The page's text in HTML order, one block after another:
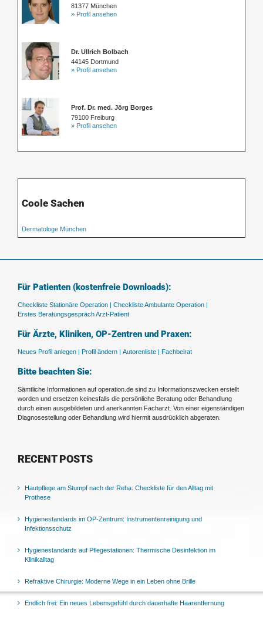
81377 München
» Profil ansehen
Dr. Ullrich Bolbach
44145 Dortmund
» Profil ansehen
Prof. Dr. med. Jörg Borges
79100 Freiburg
» Profil ansehen
Coole Sachen
Dermatologe München
Für Patienten (kostenfreie Downloads):
Checkliste Stationäre Operation | Checkliste Ambulante Operation |
Erstes Beratungsgespräch Arzt-Patient
Für Ärzte, Kliniken, OP-Zentren und Praxen:
Neues Profil anlegen | Profil ändern | Autorenliste | Fachbeirat
Bitte beachten Sie:
Sämtliche Informationen auf operation.de sind zu Informationszwecken erstellt
worden und ersetzen keinesfalls die persönliche Beratung oder Behandlung
durch einen ausgebildeten und anerkannten Facharzt. Von einer eigenständigen
Diagnosestellung oder Behandlung wird hiermit ausdrücklich abgeraten.
RECENT POSTS
Hautpflege am Stumpf nach der Reha: Checkliste für den Alltag mit
Prothese
Hygienestandards im OP-Zentrum: Instrumentenreinigung und
Infektionsschutz
Hygienestandards auf Pflegestationen: Thermische Desinfektion im
Klinikalltag
Refraktive Chirurgie: Moderne Wege in ein Leben ohne Brille
Endlich frei: Ein neues Lebensgefühl durch dauerhafte Haarentfernung